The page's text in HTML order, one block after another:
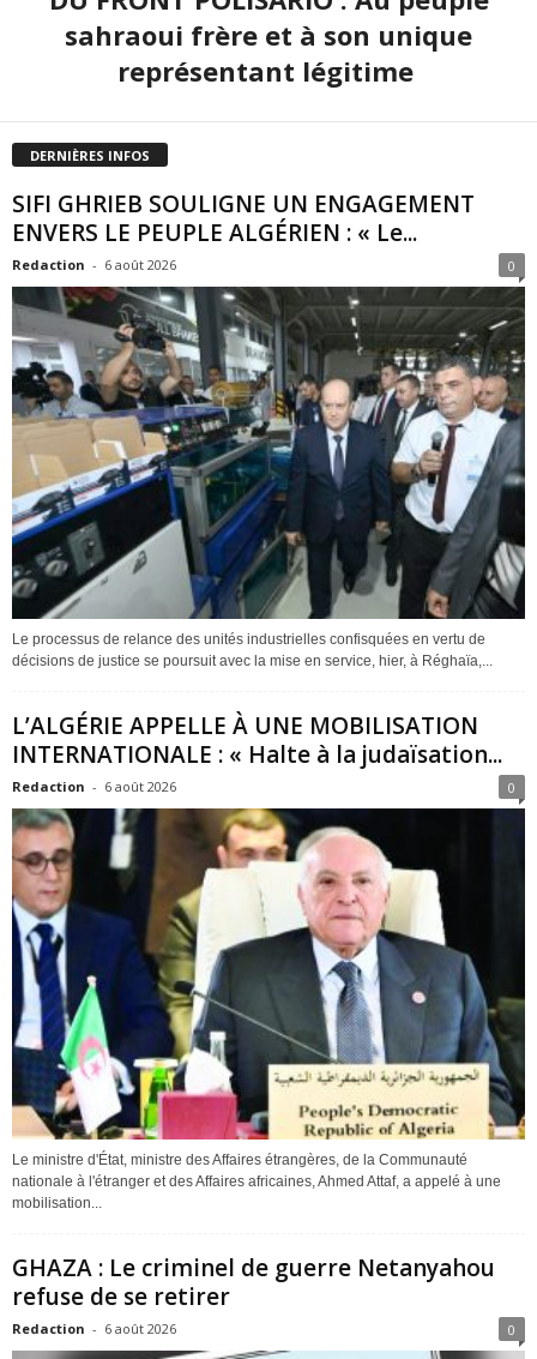
sahraoui frère et à son unique
représentant légitime
DERNIÈRES INFOS
SIFI GHRIEB SOULIGNE UN ENGAGEMENT
ENVERS LE PEUPLE ALGÉRIEN : « Le...
Redaction - 6 août 2026 0
Le processus de relance des unités industrielles confisquées en vertu de
décisions de justice se poursuit avec la mise en service, hier, à Réghaïa,...
L’ALGÉRIE APPELLE À UNE MOBILISATION
INTERNATIONALE : « Halte à la judaïsation...
Redaction - 6 août 2026 0
Le ministre d'État, ministre des Affaires étrangères, de la Communauté
nationale à l'étranger et des Affaires africaines, Ahmed Attaf, a appelé à une
mobilisation...
GHAZA : Le criminel de guerre Netanyahou
refuse de se retirer
Redaction - 6 août 2026 0